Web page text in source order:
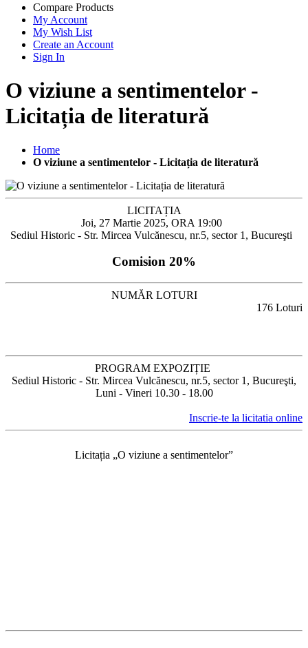
Compare Products
My Account
My Wish List
Create an Account
Sign In
O viziune a sentimentelor -
Licitația de literatură
Home
O viziune a sentimentelor - Licitația de literatură
LICITAȚIA
Joi, 27 Martie 2025, ORA 19:00
Sediul Historic - Str. Mircea Vulcănescu, nr.5, sector 1, Bucureşti
Comision 20%
NUMĂR LOTURI
176 Loturi
PROGRAM EXPOZIȚIE
Sediul Historic - Str. Mircea Vulcănescu, nr.5, sector 1, Bucureşti,
Luni - Vineri 10.30 - 18.00
Inscrie-te la licitatia online
Licitația „O viziune a sentimentelor”